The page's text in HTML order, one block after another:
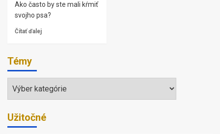
Ako často by ste mali kŕmiť
svojho psa?
Čítať ďalej
Témy
Témy
Užitočné